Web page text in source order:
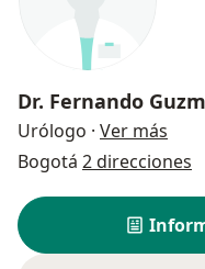
Dr. Fernando
Urólogo · Ver más
Bogotá 2 direcciones